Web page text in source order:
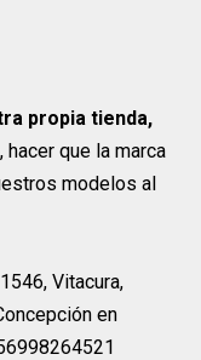
propia tienda,
que la marca
modelos al
Vitacura,
en